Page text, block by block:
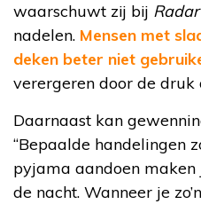
waarschuwt zij bij Radar
nadelen. Mensen met
deken beter niet
verergeren door de druk
Daarnaast kan
“Bepaalde handelingen
pyjama aandoen
de nacht. Wanneer je